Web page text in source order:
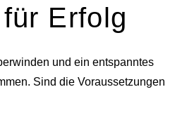
Erfolg
und ein entspanntes
Sind die Voraussetzungen